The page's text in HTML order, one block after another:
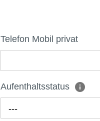
Telefon Mobil privat
Aufenthaltsstatus
---